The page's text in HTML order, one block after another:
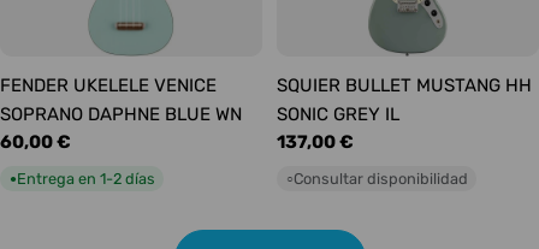
FENDER UKELELE VENICE
SOPRANO DAPHNE BLUE WN
Precio
habitual
60,00 €
●Entrega en 1-2 días
SQUIER BULLET MUSTANG HH
SONIC GREY IL
Precio
habitual
137,00 €
○Consultar disponibilidad